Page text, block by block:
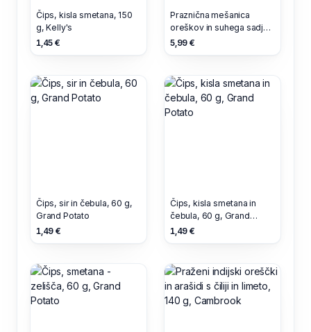
Čips, kisla smetana, 150
g, Kelly's
1,45 €
Praznična mešanica
oreškov in suhega sadja,
v čokoladi, 200 g,
5,99 €
Čips, sir in čebula, 60 g,
Grand Potato
1,49 €
Čips, kisla smetana in
čebula, 60 g, Grand
Potato
1,49 €